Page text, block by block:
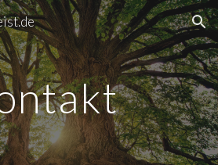
Skip to navigation